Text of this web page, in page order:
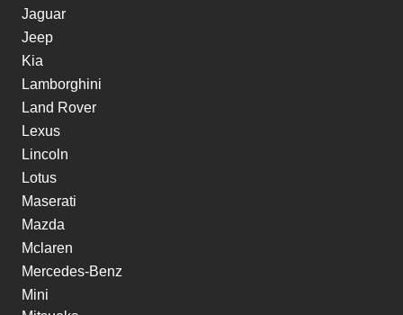
Jaguar
Jeep
Kia
Lamborghini
Land Rover
Lexus
Lincoln
Lotus
Maserati
Mazda
Mclaren
Mercedes-Benz
Mini